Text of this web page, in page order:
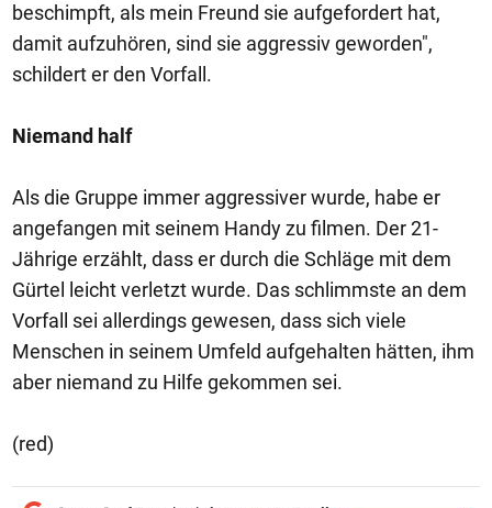
beschimpft, als mein Freund sie aufgefordert hat,
damit aufzuhören, sind sie aggressiv geworden",
schildert er den Vorfall.
Niemand half
Als die Gruppe immer aggressiver wurde, habe er
angefangen mit seinem Handy zu filmen. Der 21-
Jährige erzählt, dass er durch die Schläge mit dem
Gürtel leicht verletzt wurde. Das schlimmste an dem
Vorfall sei allerdings gewesen, dass sich viele
Menschen in seinem Umfeld aufgehalten hätten, ihm
aber niemand zu Hilfe gekommen sei.
(red)